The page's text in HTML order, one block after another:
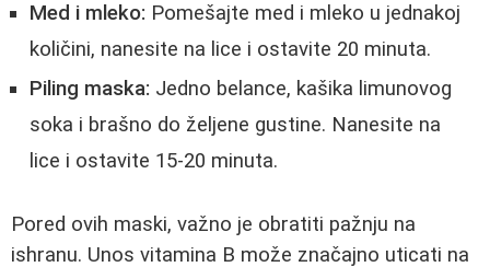
Med i mleko: Pomešajte med i mleko u jednakoj
količini, nanesite na lice i ostavite 20 minuta.
Piling maska: Jedno belance, kašika limunovog
soka i brašno do željene gustine. Nanesite na
lice i ostavite 15-20 minuta.
Pored ovih maski, važno je obratiti pažnju na
ishranu. Unos vitamina B može značajno uticati na